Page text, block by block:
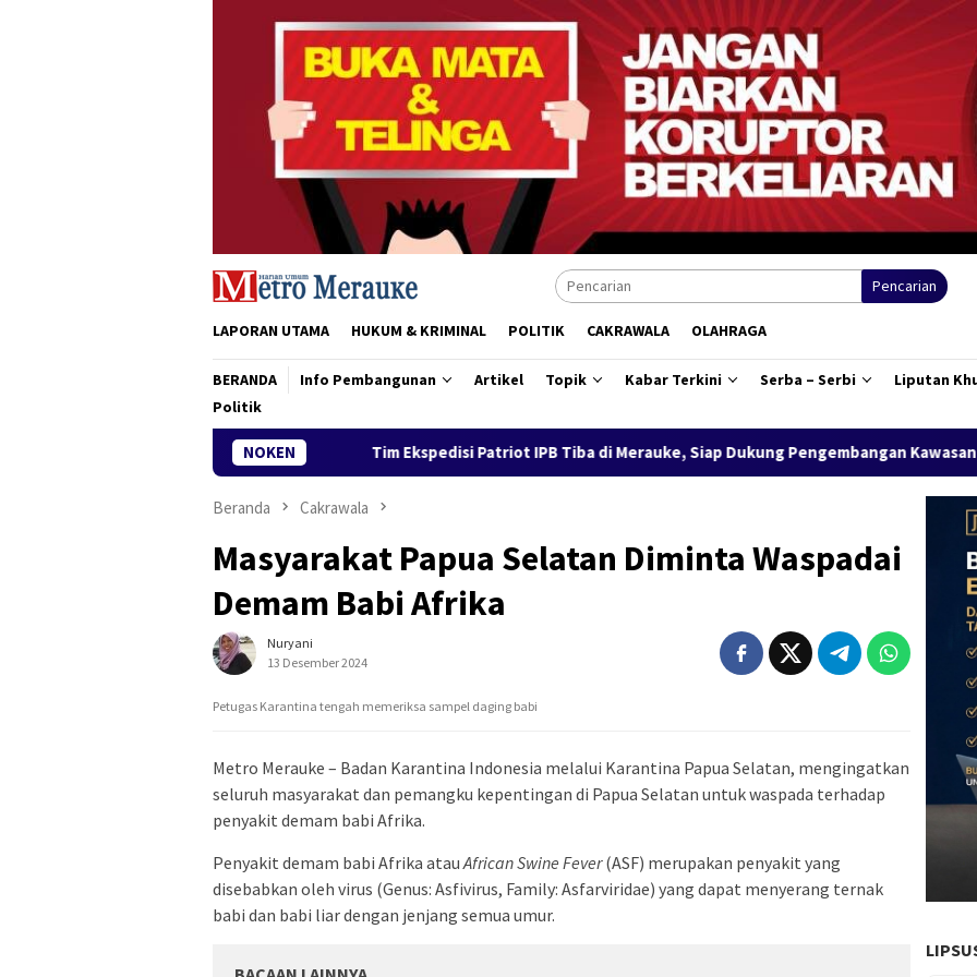
Pencarian
LAPORAN UTAMA HUKUM & KRIMINAL POLITIK CAKRAWALA OLAHRAGA
BERANDA Info Pembangunan Artikel Topik Kabar Terkini Serba – Serbi
Liputan
Politik
NOKEN
Tim Ekspedisi Patriot IPB Tiba di Merauke, Siap Dukung Pengembangan Kawasan Salor Berbasis
Beranda Cakrawala
Masyarakat Papua Selatan Diminta Waspadai
Demam Babi Afrika
Nuryani
13 Desember 2024
Petugas Karantina tengah memeriksa sampel daging babi
Metro Merauke – Badan Karantina Indonesia melalui Karantina Papua Selatan, mengingatkan
seluruh masyarakat dan pemangku kepentingan di Papua Selatan untuk waspada terhadap
penyakit demam babi Afrika.
Penyakit demam babi Afrika atauAfrican Swine Fever(ASF) merupakan penyakit yang
disebabkan oleh virus (Genus: Asfivirus, Family: Asfarviridae) yang dapat menyerang ternak
babi dan babi liar dengan jenjang semua umur.